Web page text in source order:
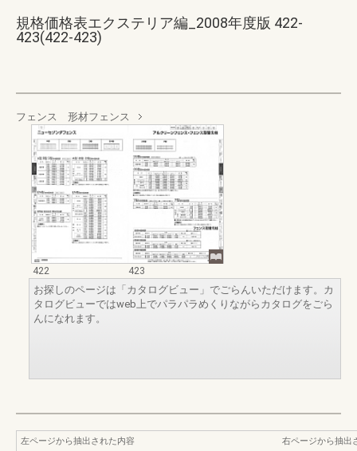
規格価格表エクステリア編_2008年度版 422-
423(422-423)
フェンス 形材フェンス
422
423
お探しのページは「カタログビュー」でごらんいただけます。カ
タログビューではweb上でパラパラめくりながらカタログをごら
んになれます。
左ページから抽出された内容
右ページから抽出